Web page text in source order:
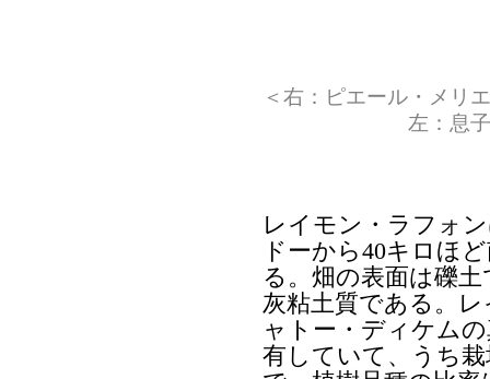
＜右：ピエール・メリ
左：息子のシ
レイモン・ラフォ
ドーから40キロほ
る。畑の表面は礫
灰粘土質である。
ャトー・ディケム
有していて、うち